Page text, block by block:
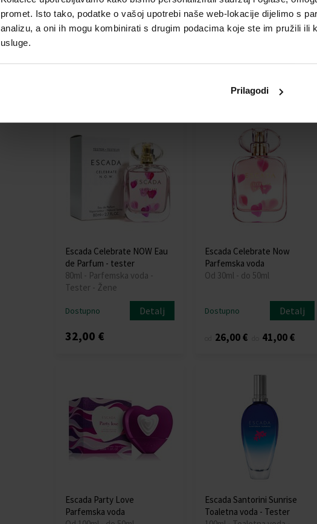
promet. Isto tako, podatke o vašoj upotrebi naše web-lokacije dijelimo s
analizu, a oni ih mogu kombinirati s drugim podacima koje ste im pružili ili
usluge.
Prilagodi
Escada Fiesta Carioca WC
voda - Tester
100ml - Toaletna voda -
Dostupno Detalj
Escada Sentiment Pour
Homme Toaletna voda
100ml - Toaletne vode -
Dostupno Detalj
46,00 €
Escada Celebrate NOW Eau
de Parfum - tester
80ml - Parfemska voda -
Tester - Žene
Dostupno Detalj
32,00 €
Escada Celebrate Now
Parfemska voda
Od 30ml - do 50ml
Dostupno Detalj
26,00 € 41,00 €
Escada Party Love
Parfemska voda
Escada Santorini Sunrise
Toaletna voda - Tester